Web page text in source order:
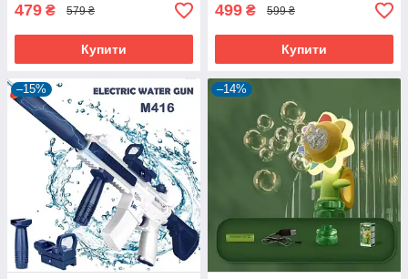
479 ₴ 579 ₴
Купити
499 ₴ 599 ₴
Купити
–15% –14%